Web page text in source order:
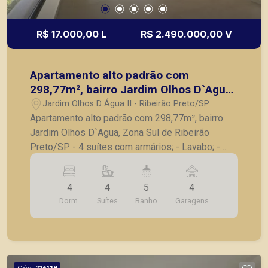
R$ 17.000,00 L R$ 2.490.000,00 V
Apartamento alto padrão com
298,77m², bairro Jardim Olhos D`Agua,
Zona Sul de Ribeirão Preto/SP.
Jardim Olhos D Água II - Ribeirão Preto/SP
Apartamento alto padrão com 298,77m², bairro
Jardim Olhos D`Agua, Zona Sul de Ribeirão
Preto/SP. - 4 suítes com armários; - Lavabo; -
Sala para 3 ambientes; - Varanda gourmet; -
Cozinha; - Despensa; - Depósito na garagem; - 4
vagas de garagem. A Piramid tem como objetivo
atender seus clientes com agilidade e segurança,
em locação, vendas de imóveis prontos, usados
4
Dorm.
4
Suítes
5
Banho
4
Garagens